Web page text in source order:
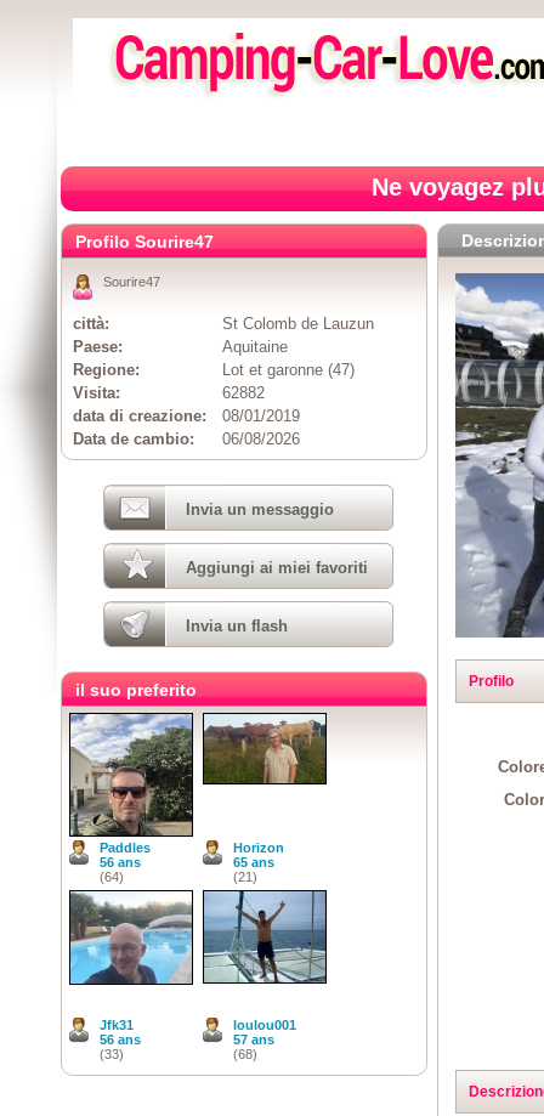
Ne voyagez
Profilo
Profilo Sourire47
Sourire47
città:
St Colomb de Lauzun
Paese:
Aquitaine
Regione:
Lot et garonne (47)
Visita:
62882
data di creazione:
08/01/2019
Data de cambio:
06/08/2026
Invia un messaggio
Aggiungi ai miei favoriti
Invia un flash
il suo preferito
Paddles
56 ans
(64)
Horizon
65 ans
(21)
Jfk31
56 ans
(33)
loulou001
57 ans
(68)